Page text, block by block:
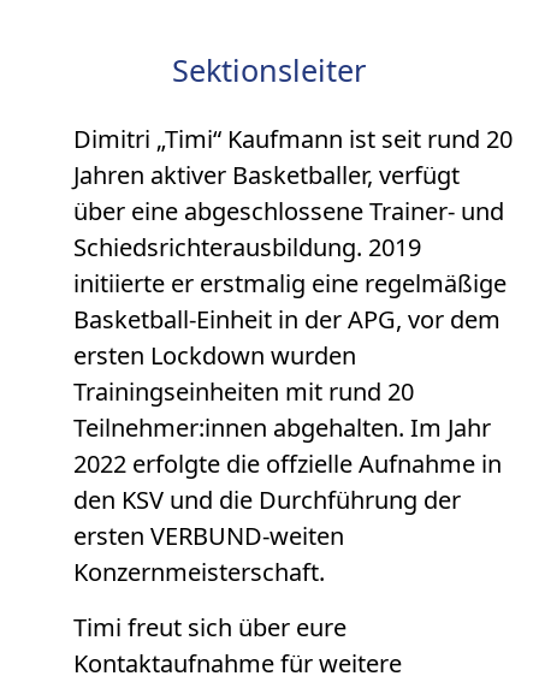
Sektionsleiter
Dimitri „Timi“ Kaufmann ist seit rund 20
Jahren aktiver Basketballer, verfügt
über eine abgeschlossene Trainer- und
Schiedsrichterausbildung. 2019
initiierte er erstmalig eine regelmäßige
Basketball-Einheit in der APG, vor dem
ersten Lockdown wurden
Trainingseinheiten mit rund 20
Teilnehmer:innen abgehalten. Im Jahr
2022 erfolgte die offzielle Aufnahme in
den KSV und die Durchführung der
ersten VERBUND-weiten
Konzernmeisterschaft.
Timi freut sich über eure
Kontaktaufnahme für weitere